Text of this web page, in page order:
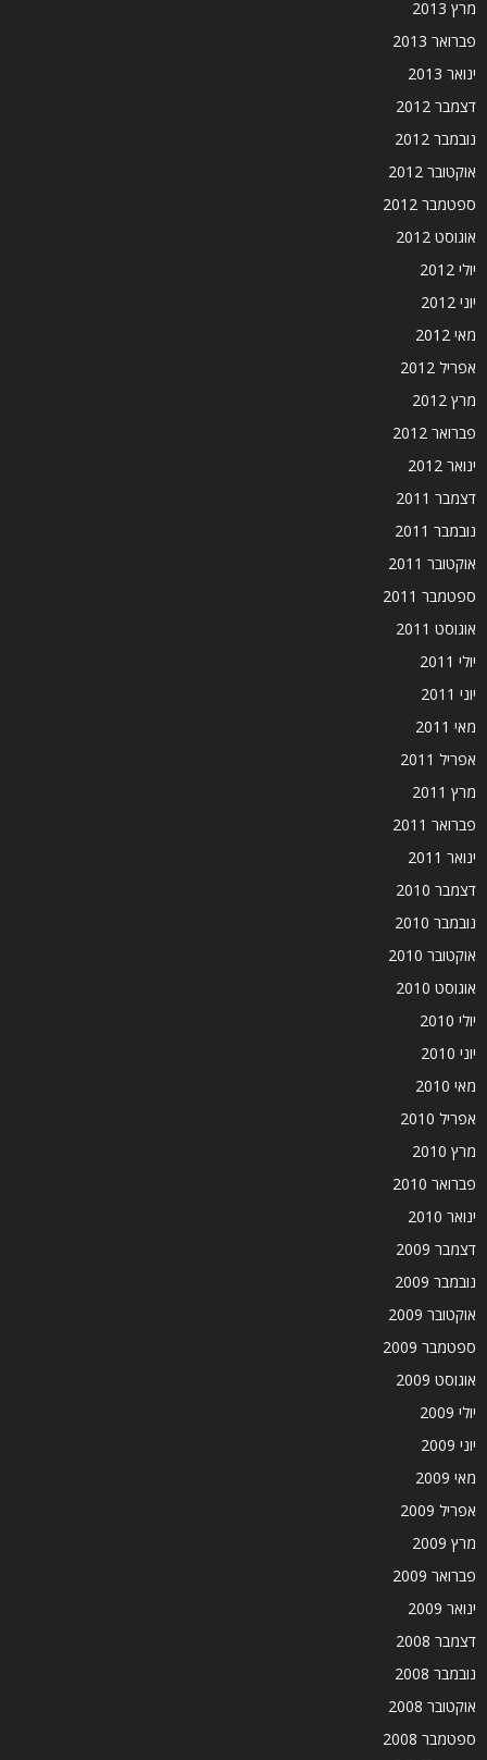
מרץ 2013
פברואר 2013
ינואר 2013
דצמבר 2012
נובמבר 2012
אוקטובר 2012
ספטמבר 2012
אוגוסט 2012
יולי 2012
יוני 2012
מאי 2012
אפריל 2012
מרץ 2012
פברואר 2012
ינואר 2012
דצמבר 2011
נובמבר 2011
אוקטובר 2011
ספטמבר 2011
אוגוסט 2011
יולי 2011
יוני 2011
מאי 2011
אפריל 2011
מרץ 2011
פברואר 2011
ינואר 2011
דצמבר 2010
נובמבר 2010
אוקטובר 2010
אוגוסט 2010
יולי 2010
יוני 2010
מאי 2010
אפריל 2010
מרץ 2010
פברואר 2010
ינואר 2010
דצמבר 2009
נובמבר 2009
אוקטובר 2009
ספטמבר 2009
אוגוסט 2009
יולי 2009
יוני 2009
מאי 2009
אפריל 2009
מרץ 2009
פברואר 2009
ינואר 2009
דצמבר 2008
נובמבר 2008
אוקטובר 2008
ספטמבר 2008